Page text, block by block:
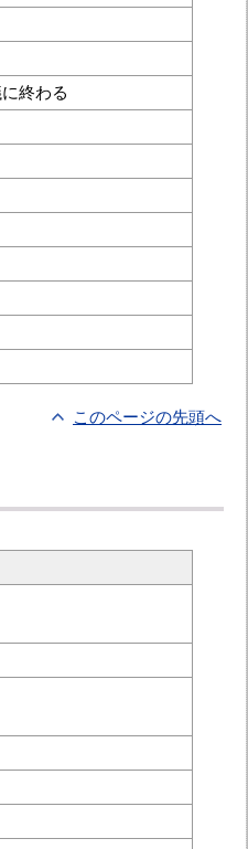
終わる
このページの先頭へ